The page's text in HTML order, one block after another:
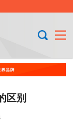
区别